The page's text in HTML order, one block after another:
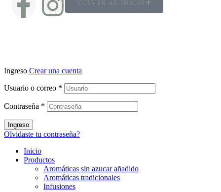
VOLVER AL INICIO
Ingreso Crear una cuenta
Usuario o correo *
Contraseña *
Ingreso
Olvidaste tu contraseña?
Inicio
Productos
Aromáticas sin azucar añadido
Aromáticas tradicionales
Infusiones